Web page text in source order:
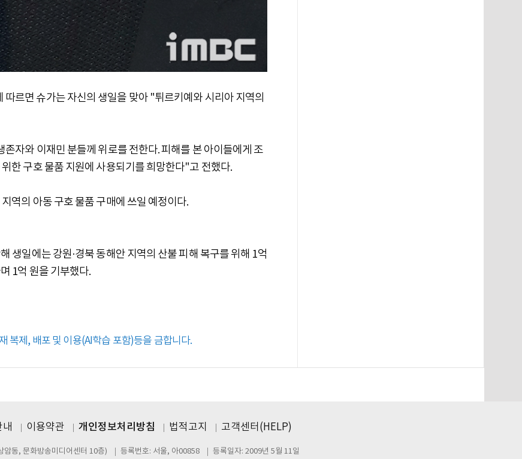
르면 슈가는 자신의 생일을 맞아 "튀르키예와 시리아 지역의
자와 이재민 분들께 위로를 전한다. 피해를 본 아이들에게 조
한 구호 물품 지원에 사용되기를 희망한다"고 전했다.
역의 아동 구호 물품 구매에 쓰일 예정이다.
생일에는 강원·경북 동해안 지역의 산불 피해 복구를 위해 1억
1억 원을 기부했다.
복제, 배포 및 이용(AI학습 포함)등을 금합니다.
이용약관 개인정보처리방침 법적고지 고객센터(HELP)
암동, 문화방송미디어센터 10층) 등록번호: 서울, 아00858 등록일자: 2009년 5월 11일